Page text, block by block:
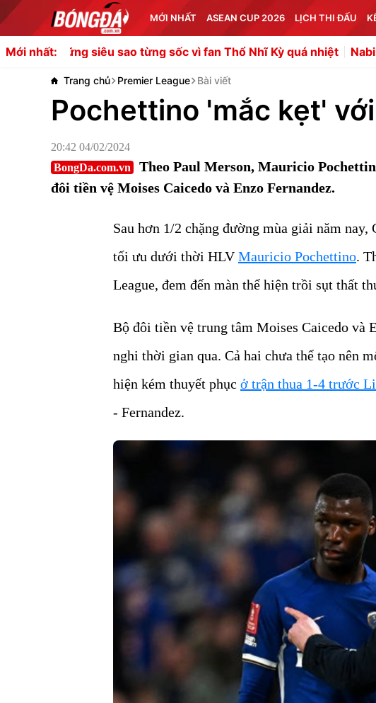
MỚI NHẤT ASEAN CUP 2026 LỊCH THI ĐẤU
Mới nhất:
siêu sao từng sốc vì fan Thổ Nhĩ Kỳ quá nhiệt Nabil Fekir đầu
Trang chủ Premier League Bài viết
Pochettino 'mắc kẹt'
20:42 04/02/2024
BongDa.com.vn
Theo Paul Merson, Mauricio
đôi tiền vệ Moises Caicedo và Enzo Fernandez.
Sau hơn 1/2 chặng đường mùa giải năm
tối ưu dưới thời HLVMauricio Pochettino.
League, đem đến màn thể hiện trồi sụt thất
Bộ đôi tiền vệ trung tâm Moises Caicedo và
nghi thời gian qua. Cả hai chưa thể tạo nên
hiện kém thuyết phục ở trận thua 1-4 trước
- Fernandez.